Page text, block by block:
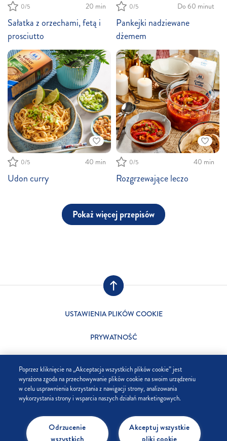
0/5 20 min
Sałatka z orzechami, fetą i
prosciutto
0/5 Do 60 minut
Pankejki nadziewane
dżemem
0/5 40 min
Udon curry
0/5 40 min
Rozgrzewające leczo
Pokaż więcej przepisów
USTAWIENIA PLIKÓW COOKIE
PRYWATNOŚĆ
FIRMA
KONTAKT
Poprzez kliknięcie na „Akceptacja wszystkich plików cookie” jest
wyrażona zgoda na przechowywanie plików cookie na swoim urządzeniu
w celu usprawnienia korzystania z nawigacji strony, analizowania
wykorzystania strony i wsparcia naszych działań marketingowych.
Akceptuj wszystkie
pliki cookie
Odrzucenie
wszystkich